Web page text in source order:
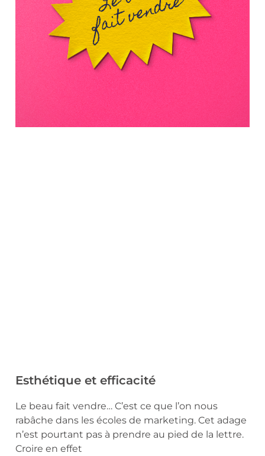
Esthétique et efficacité
Le beau fait vendre… C’est ce que l’on nous
rabâche dans les écoles de marketing. Cet adage
n’est pourtant pas à prendre au pied de la lettre.
Croire en effet